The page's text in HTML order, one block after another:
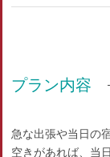
プラン内容
急な出張や当日の
空きがあれば、当